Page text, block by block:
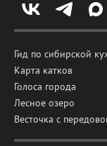
Гид по сибирской
Карта катков
Голоса города
Лесное озеро
Весточка с